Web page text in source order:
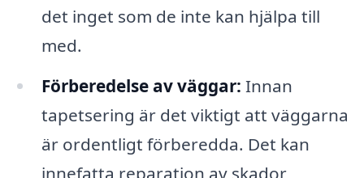
det inget som de inte kan hjälpa till
med.
Förberedelse av väggar: Innan
tapetsering är det viktigt att väggarna
är ordentligt förberedda. Det kan
innefatta reparation av skador,